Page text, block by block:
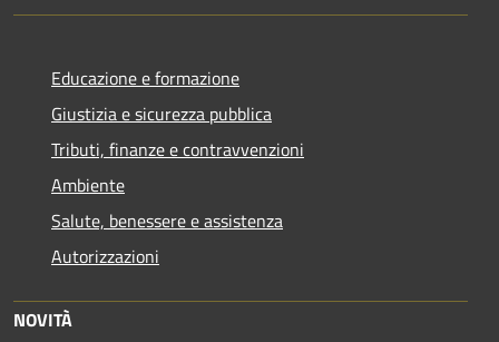
Educazione e formazione
Giustizia e sicurezza pubblica
Tributi, finanze e contravvenzioni
Ambiente
Salute, benessere e assistenza
Autorizzazioni
NOVITÀ